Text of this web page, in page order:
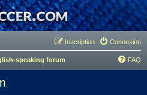
Connexion
Inscription
speaking forum FAQ